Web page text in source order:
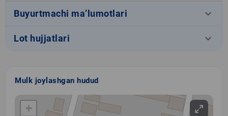
Buyurtmachi ma’lumotlari keyboard_arrow_down
Lot hujjatlari keyboard_arrow_down
Mulk joylashgan hudud
+